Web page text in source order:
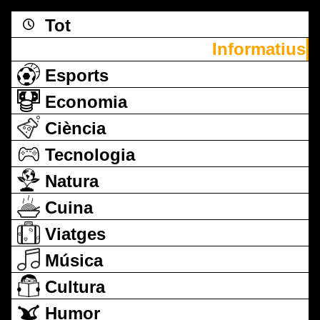
Tot
Informatius
Esports
Economia
Ciència
Tecnologia
Natura
Cuina
Viatges
Música
Cultura
Humor